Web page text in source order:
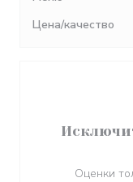
Цена/качество
Оценки